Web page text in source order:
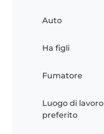
Auto
Ha figli
Fumatore
Luogo di lavoro
preferito